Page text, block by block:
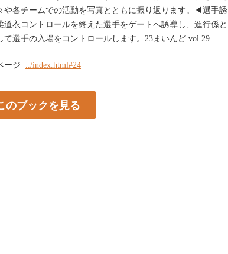
や各チームでの活動を写真とともに振り返ります。◀選手誘
道衣コントロールを終えた選手をゲートへ誘導し、進行係と
て選手の入場をコントロールします。23まいんど vol.29
ージ ../index.html#24
のブックを見る